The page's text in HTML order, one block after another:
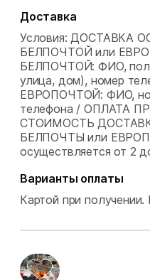
Доставка
Условия: ДОСТАВКА
БЕЛПОЧТОЙ или
БЕЛПОЧТОЙ: ФИО,
улица, дом), номер
ЕВРОПОЧТОЙ: ФИО,
телефона / ОПЛАТА
СТОИМОСТЬ
БЕЛПОЧТЫ или
осуществляется от 2
Варианты оплаты
Картой при получении.